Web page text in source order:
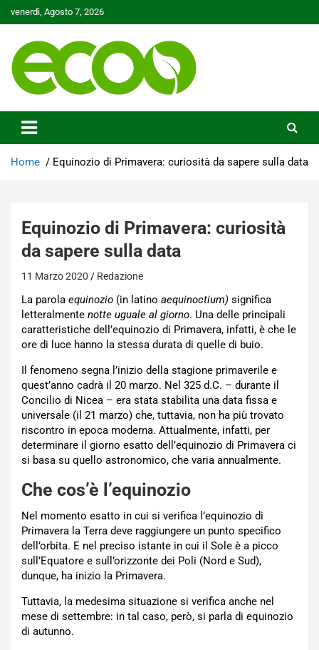
to
venerdì, Agosto 7, 2026
Ecoo.it
Home Equinozio di Primavera: curiosità da sapere sulla data
Equinozio di Primavera: curiosità
da sapere sulla data
11 Marzo 2020 Redazione
La parola equinozio (in latino aequinoctium) significa
letteralmente notte uguale al giorno. Una delle principali
caratteristiche dell’equinozio di Primavera, infatti, è che le
ore di luce hanno la stessa durata di quelle di buio.
Il fenomeno segna l’inizio della stagione primaverile e
quest’anno cadrà il 20 marzo. Nel 325 d.C. – durante il
Concilio di Nicea – era stata stabilita una data fissa e
universale (il 21 marzo) che, tuttavia, non ha più trovato
riscontro in epoca moderna. Attualmente, infatti, per
determinare il giorno esatto dell’equinozio di Primavera ci
si basa su quello astronomico, che varia annualmente.
Che cos’è l’equinozio
Nel momento esatto in cui si verifica l’equinozio di
Primavera la Terra deve raggiungere un punto specifico
dell’orbita. E nel preciso istante in cui il Sole è a picco
sull’Equatore e sull’orizzonte dei Poli (Nord e Sud),
dunque, ha inizio la Primavera.
Tuttavia, la medesima situazione si verifica anche nel
mese di settembre: in tal caso, però, si parla di equinozio
di autunno.